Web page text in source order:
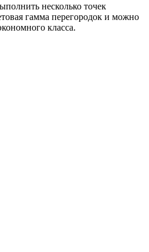
несколько точек
гамма перегородок и можно
класса.